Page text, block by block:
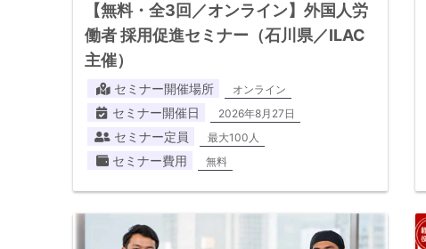
【無料・全3回／オンライン】外国人労
働者 採用促進セミナー（石川県／ILAC
主催）
セミナー開催場所 オンライン
セミナー開催日 2026年8月27日
セミナー定員 最大100人
セミナー費用 無料